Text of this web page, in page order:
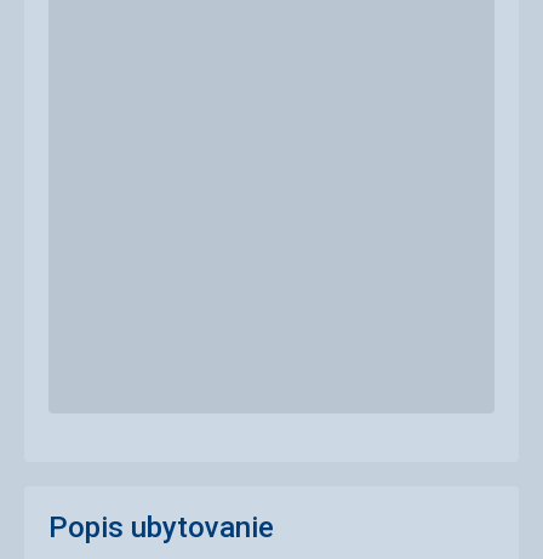
Popis ubytovanie